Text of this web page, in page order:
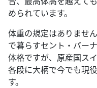
められています。
体重の規定はありませ
で暮らすセント・バー
体格ですが、原産国ス
各段に大柄で今でも現
す。